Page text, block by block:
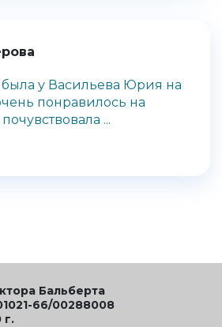
у Васильева Юрия на
понравилось на
...
Бальберта
66/00288008
г.